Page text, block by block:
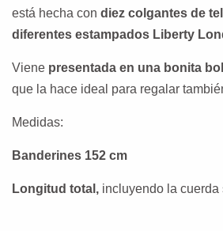
está hecha con diez colgantes de
diferentes estampados Liberty
Viene presentada en una bonita
que la hace ideal para regalar
Medidas:
Banderines 152 cm
Longitud total, incluyendo la cuerda